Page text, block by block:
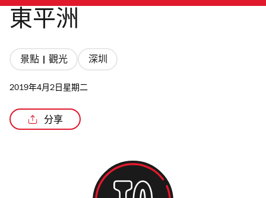
東平洲
景點 | 觀光 深圳
2019年4月2日星期二
分享